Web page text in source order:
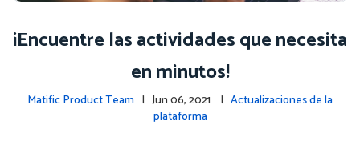
¡Encuentre las actividades que necesita
en minutos!
Matific Product Team | Jun 06, 2021 | Actualizaciones de la
plataforma